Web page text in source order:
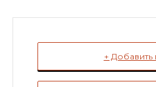
+ Добавить